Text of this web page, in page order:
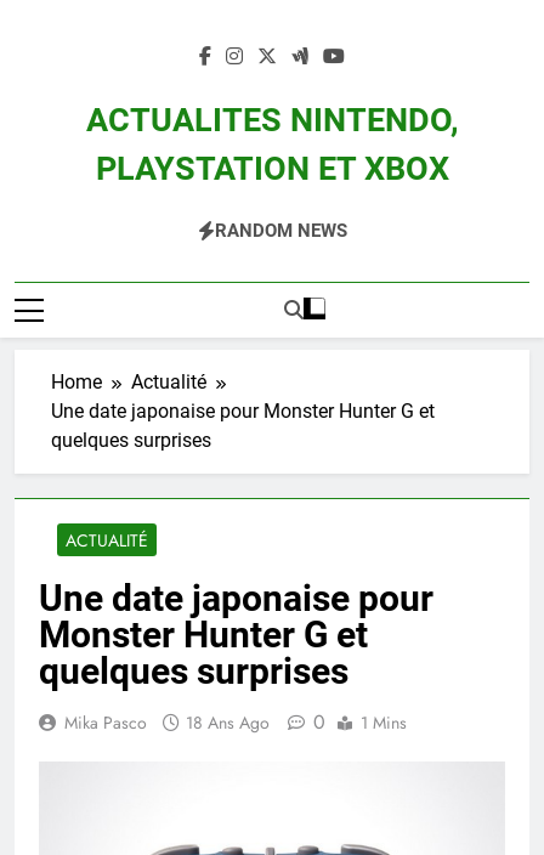
ACTUALITES NINTENDO,
PLAYSTATION ET XBOX
Zelda, Splatoon, Pokemon Entre Autres
RANDOM NEWS
Home
Actualité
Une date japonaise pour Monster Hunter G et
quelques surprises
ACTUALITÉ
Une date japonaise pour
Monster Hunter G et
quelques surprises
Mika Pasco 18 Ans Ago 0 1 Mins